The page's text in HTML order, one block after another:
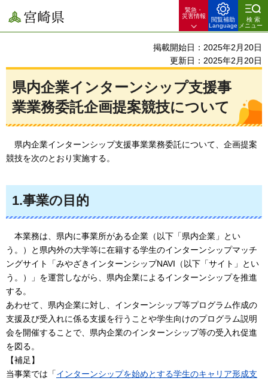
宮崎県
緊急・
災害情報
閲覧補助
Language
検索
メニュー
掲載開始日：2025年2月20日
更新日：2025年2月20日
県内企業インターンシップ支援事
業業務委託企画提案競技について
県内企業インターンシップ支援事業業務委託について、企画提案
競技を次のとおり実施する。
1.事業の目的
本業務は、県内に事業所がある企業（以下「県内企業」とい
う。）と県内外の大学等に在籍する学生のインターンシップマッチ
ングサイト「みやざきインターンシップNAVI（以下「サイト」とい
う。）」を運営しながら、県内企業によるインターンシップを推進
する。
あわせて、県内企業に対し、インターンシップ等プログラム作成の
支援及び受入れに係る支援を行うことや学生向けのプログラム説明
会を開催することで、県内企業のインターンシップ等の受入れ促進
を図る。
【補足】
当事業では「インターンシップを始めとする学生のキャリア形成支